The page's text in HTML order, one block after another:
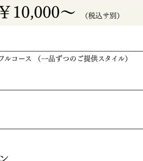
10,000～ （税込サ別）
ルコース （一品ずつのご提供スタイル）